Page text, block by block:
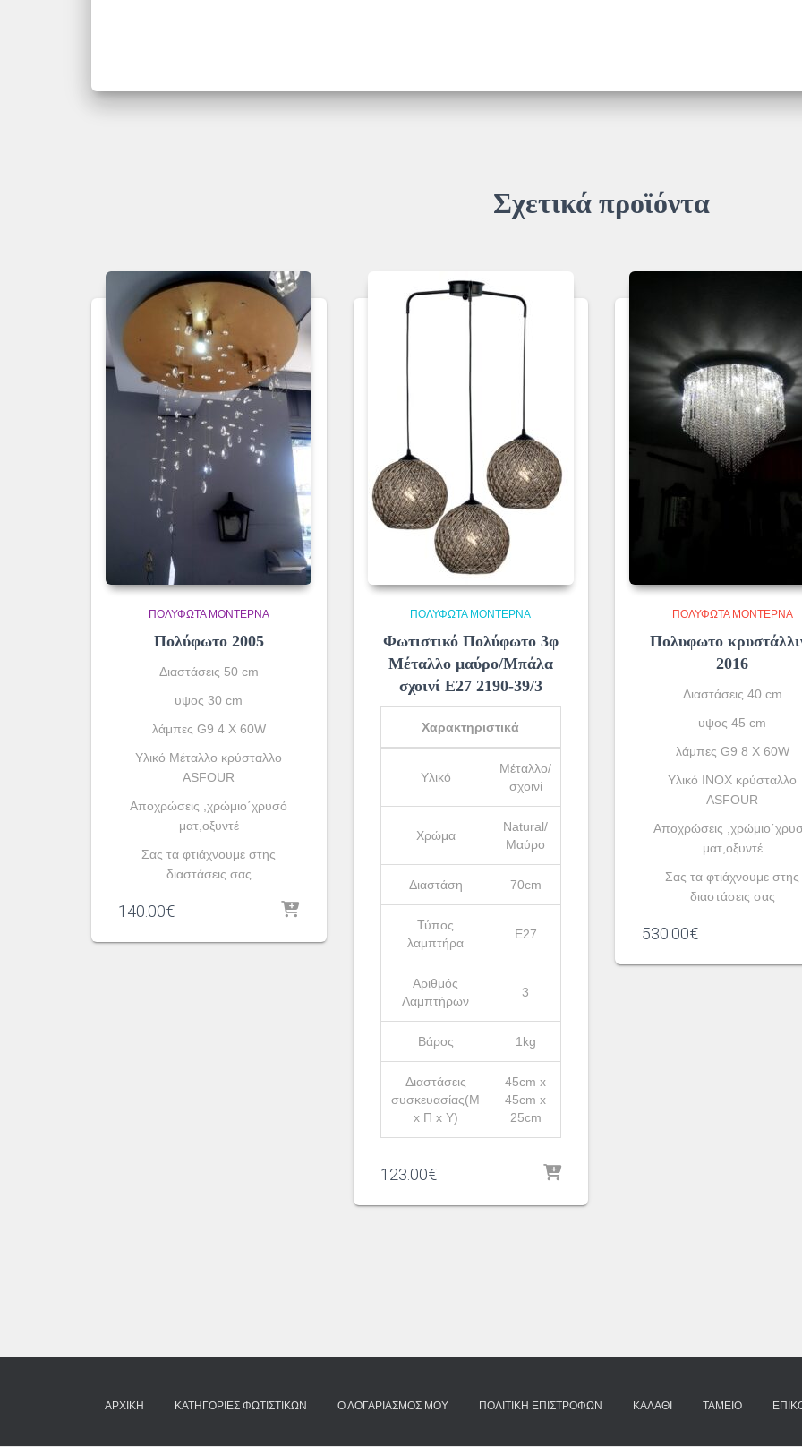
ποσότητα
Σχετικά προϊόντα
ΠΟΛΎΦΩΤΑ ΜΟΝΤΈΡΝΑ
Πολύφωτο 2005
Διαστάσεις 50 cm
υψος 30 cm
λάμπες G9 4 X 60W
Υλικό Μέταλλο κρύσταλλο
ASFOUR
Αποχρώσεις ,χρώμιο΄χρυσό
ματ,οξυντέ
Σας τα φτιάχνουμε στης
διαστάσεις σας
140.00€
ΠΟΛΎΦΩΤΑ ΜΟΝΤΈΡΝΑ
Φωτιστικό Πολύφωτο 3φ
Μέταλλο μαύρο/Μπάλα
σχοινί Ε27 2190-39/3
Χαρακτηριστικά
Υλικό
Μέταλλο/
σχοινί
Χρώμα
Natural/
Μαύρο
Διαστάση 70cm
Τύπος
λαμπτήρα
Ε27
Αριθμός
Λαμπτήρων
3
Βάρος 1kg
Διαστάσεις
συσκευασίας(Μ
x Π x Υ)
45cm x
45cm x
25cm
123.00€
ΠΟΛΎΦΩΤΑ ΜΟΝΤΈΡΝΑ
Πολυφωτο
2016
Διαστάσεις 40 cm
υψος 45 cm
λάμπες G9 8 X 60W
Υλικό INOX κρύσταλλο
ASFOUR
Αποχρώσεις
ματ,οξυντέ
Σας τα φτιάχνουμε στης
διαστάσεις σας
530.00€
ΑΡΧΙΚΉ ΚΑΤΗΓΟΡΊΕΣ ΦΩΤΙΣΤΙΚΏΝ Ο ΛΟΓΑΡΙΑΣΜΌΣ ΜΟΥ ΠΟΛΙΤΙΚΉ ΕΠΙΣΤΡΟΦΏΝ ΚΑΛΆΘΙ ΤΑΜΕΊΟ